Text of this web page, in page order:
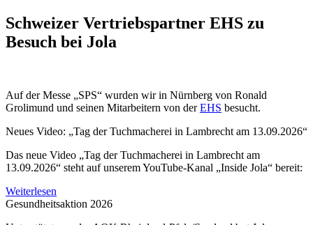
Schweizer Vertriebspartner EHS zu
Besuch bei Jola
Auf der Messe „SPS“ wurden wir in Nürnberg von Ronald
Grolimund und seinen Mitarbeitern von derEHS besucht.
Neues Video: „Tag der Tuchmacherei in Lambrecht am 13.09.2026“
Das neue Video „Tag der Tuchmacherei in Lambrecht am
13.09.2026“ steht auf unserem YouTube-Kanal „Inside Jola“ bereit:
Weiterlesen
Gesundheitsaktion 2026